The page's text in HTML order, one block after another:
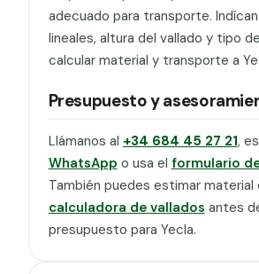
adecuado para transporte.
lineales, altura del vallado y tipo
calcular material y transporte a
Presupuesto y
Llámanos al +34 684 45 27 21,
WhatsApp o usa el formulario
También puedes estimar material
calculadora de vallados antes
presupuesto para Yecla.